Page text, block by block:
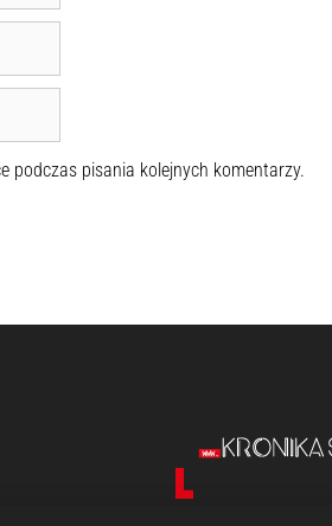
podczas pisania kolejnych komentarzy.